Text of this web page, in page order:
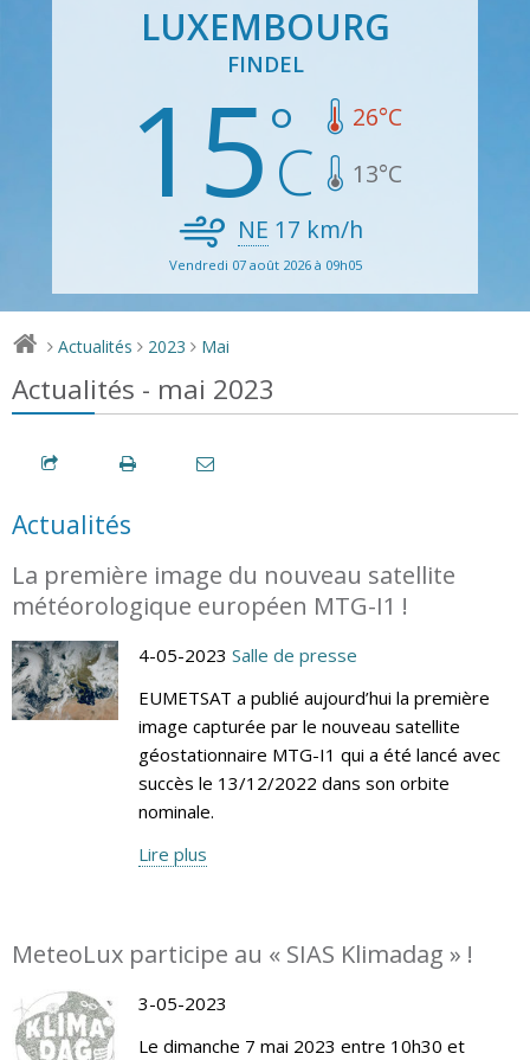
LUXEMBOURG
FINDEL
15 26°C
13°C
NE 17 km/h
Vendredi 07 août 2026 à 09h05
> Actualités > 2023 > Mai
Actualités - mai 2023
Actualités
La première image du nouveau satellite
météorologique européen MTG-I1 !
4-05-2023 Salle de presse
EUMETSAT a publié aujourd’hui la première
image capturée par le nouveau satellite
géostationnaire MTG-I1 qui a été lancé avec
succès le 13/12/2022 dans son orbite
nominale.
Lire plus
MeteoLux participe au « SIAS Klimadag » !
3-05-2023
Le dimanche 7 mai 2023 entre 10h30 et